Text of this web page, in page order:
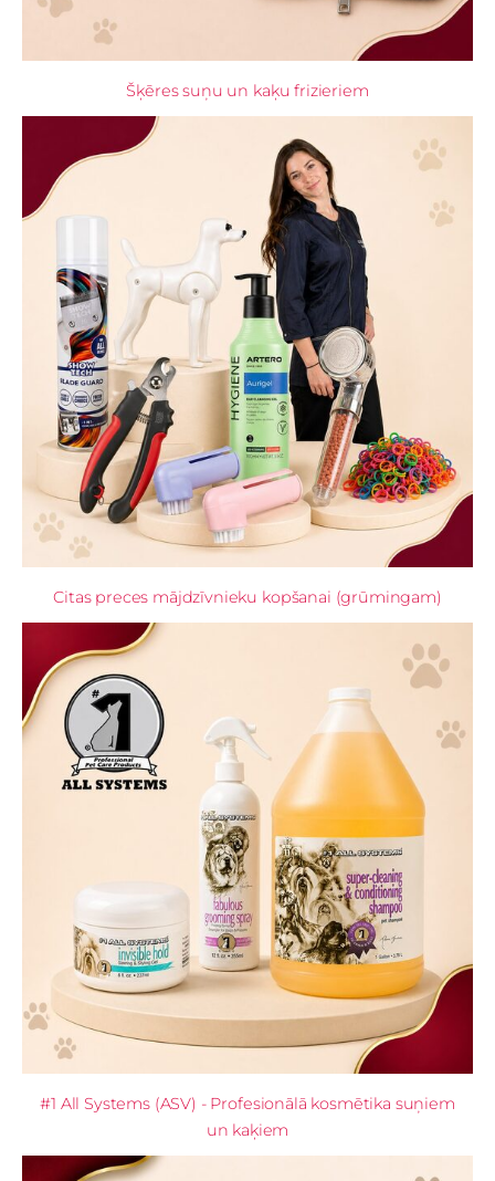
Šķēres suņu un kaķu frizieriem
Citas preces mājdzīvnieku kopšanai (grūmingam)
#1 All Systems (ASV) - Profesionālā kosmētika suņiem
un kaķiem